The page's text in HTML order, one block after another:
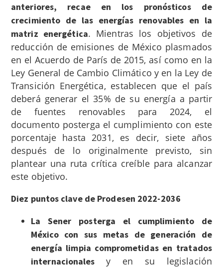
anteriores, recae en los pronósticos de
crecimiento de las energías renovables en la
matriz energética. Mientras los objetivos de
reducción de emisiones de México plasmados
en el Acuerdo de París de 2015, así como en la
Ley General de Cambio Climático y en la Ley de
Transición Energética, establecen que el país
deberá generar el 35% de su energía a partir
de fuentes renovables para 2024, el
documento posterga el cumplimiento con este
porcentaje hasta 2031, es decir, siete años
después de lo originalmente previsto, sin
plantear una ruta crítica creíble para alcanzar
este objetivo.
Diez puntos clave de Prodesen 2022-2036
La Sener posterga el cumplimiento de
México con sus metas de generación de
energía limpia comprometidas en tratados
internacionalesy en su legislación